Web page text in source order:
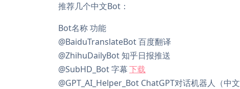
推荐几个中文Bot：
Bot名称 功能
@BaiduTranslateBot 百度翻译
@ZhihuDailyBot 知乎日报推送
@SubHD_Bot 字幕下载
@GPT_AI_Helper_Bot ChatGPT对话机器人（中文